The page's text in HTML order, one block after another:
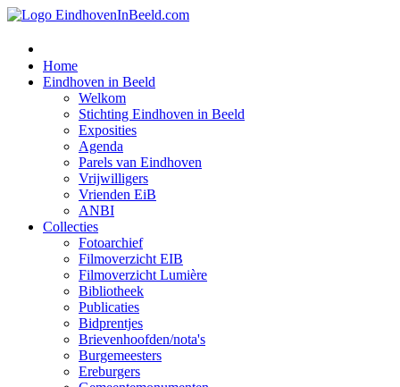
Home
Eindhoven in Beeld
Welkom
Stichting Eindhoven in Beeld
Exposities
Agenda
Parels van Eindhoven
Vrijwilligers
Vrienden EiB
ANBI
Collecties
Fotoarchief
Filmoverzicht EIB
Filmoverzicht Lumière
Bibliotheek
Publicaties
Bidprentjes
Brievenhoofden/nota's
Burgemeesters
Ereburgers